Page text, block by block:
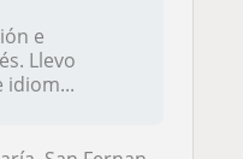
e
Llevo
idiom...